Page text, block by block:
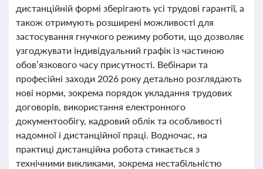
дистанційній формі зберігають усі трудові гарантії, а
також отримують розширені можливості для
застосування гнучкого режиму роботи, що дозволяє
узгоджувати індивідуальний графік із частиною
обов’язкового часу присутності. Вебінари та
професійні заходи 2026 року детально розглядають
нові норми, зокрема порядок укладання трудових
договорів, використання електронного
документообігу, кадровий облік та особливості
надомної і дистанційної праці. Водночас, на
практиці дистанційна робота стикається з
технічними викликами, зокрема нестабільністю